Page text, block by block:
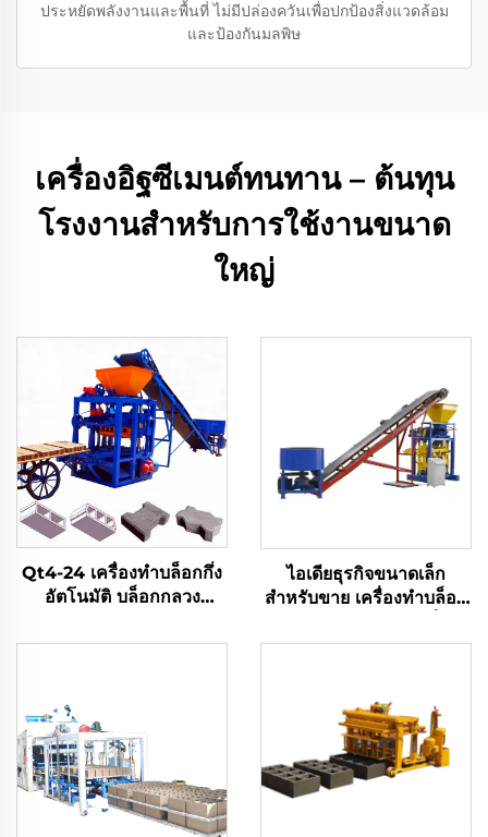
ประหยัดพลังงานและพื้นที่ ไม่มีปล่องควันเพื่อปกป้องสิ่งแวดล้อม
และป้องกันมลพิษ
เครื่องอิฐซีเมนต์ทนทาน – ต้นทุน
โรงงานสำหรับการใช้งานขนาด
ใหญ่
Qt4-24 เครื่องทำบล็อกกึ่ง
อัตโนมัติ บล็อกกลวง
บล็อกประสาน เครื่องทำอิฐ
ไอเดียธุรกิจขนาดเล็ก
สำหรับขาย เครื่องทำบล็อก
อัตโนมัติ QT4-35 แบบ